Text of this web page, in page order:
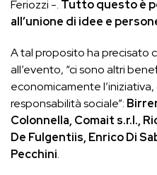
Feriozzi -. Tutto questo è
all’unione di idee e
A tal proposito ha precisato
all’evento, “ci sono altri
economicamente
responsabilità sociale”:
Colonnella, Comait s.r.l.,
De Fulgentiis, Enrico Di
Pecchini.